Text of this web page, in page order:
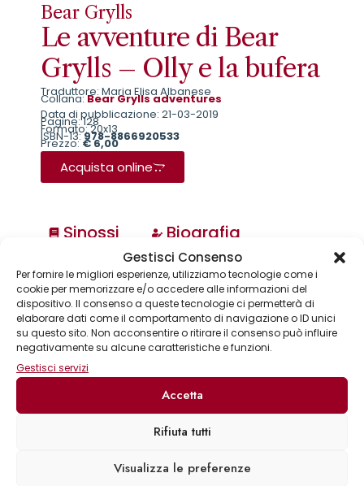
Gestisci Consenso
Per fornire le migliori esperienze, utilizziamo tecnologie come i
cookie per memorizzare e/o accedere alle informazioni del
dispositivo. Il consenso a queste tecnologie ci permetterà di
elaborare dati come il comportamento di navigazione o ID unici
su questo sito. Non acconsentire o ritirare il consenso può influire
negativamente su alcune caratteristiche e funzioni.
Gestisci servizi
Accetta
Rifiuta tutti
Visualizza le preferenze
Bear Grylls
Le avventure di Bear
Grylls – Olly e la bufera
Traduttore: Maria Elisa Albanese
Collana:Bear Grylls adventures
Data di pubblicazione: 21-03-2019
Pagine: 128
Formato: 20x13
ISBN-13:978-8866920533
Prezzo:€ 6,00
Acquista online
Sinossi Biografia
Collane
Annuari & Guide
Astronomia & dintorni
Bear Grylls adventures
Biblioteca delle arti
Biblioteca gastronomica
Cinema e miti
Dialoghi